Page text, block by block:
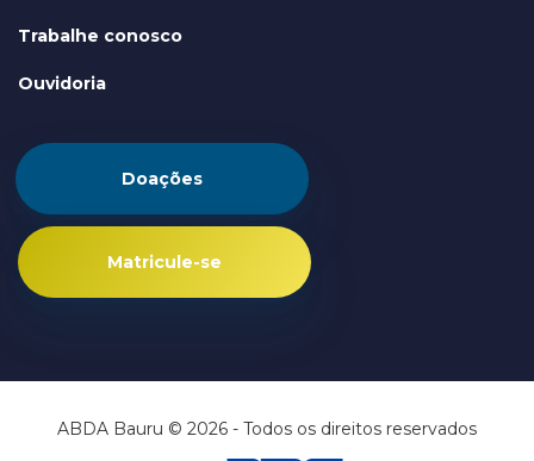
Trabalhe conosco
Ouvidoria
Doações
Matricule-se
ABDA Bauru © 2026 - Todos os direitos reservados